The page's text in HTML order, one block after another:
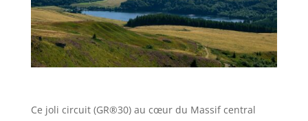
Ce joli circuit (GR®30) au cœur du Massif central